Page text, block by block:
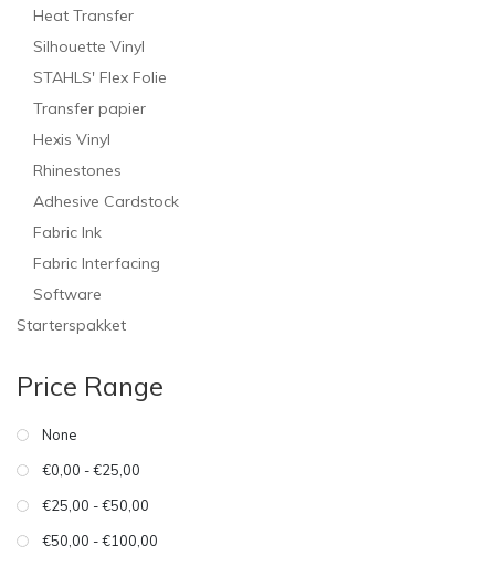
Heat Transfer
Silhouette Vinyl
STAHLS' Flex Folie
Transfer papier
Hexis Vinyl
Rhinestones
Adhesive Cardstock
Fabric Ink
Fabric Interfacing
Software
Starterspakket
Price Range
None
€0,00 - €25,00
€25,00 - €50,00
€50,00 - €100,00